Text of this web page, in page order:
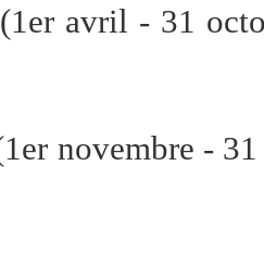
avril - 31
novembre -